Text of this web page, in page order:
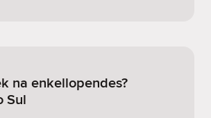
na enkellopendes?
Sul